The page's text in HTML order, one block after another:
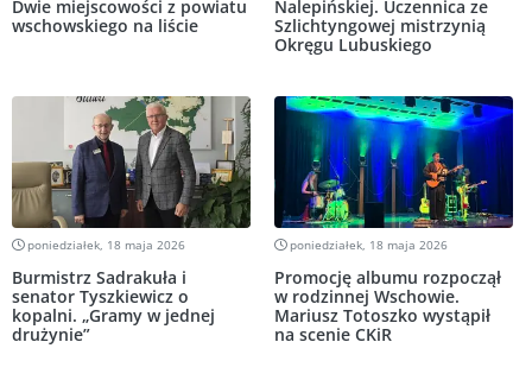
Dwie miejscowości z powiatu
wschowskiego na liście
Nalepińskiej. Uczennica ze
Szlichtyngowej mistrzynią
Okręgu Lubuskiego
poniedziałek, 18 maja 2026
Burmistrz Sadrakuła i
senator Tyszkiewicz o
kopalni. „Gramy w jednej
drużynie”
poniedziałek, 18 maja 2026
Promocję albumu rozpoczął
w rodzinnej Wschowie.
Mariusz Totoszko wystąpił
na scenie CKiR